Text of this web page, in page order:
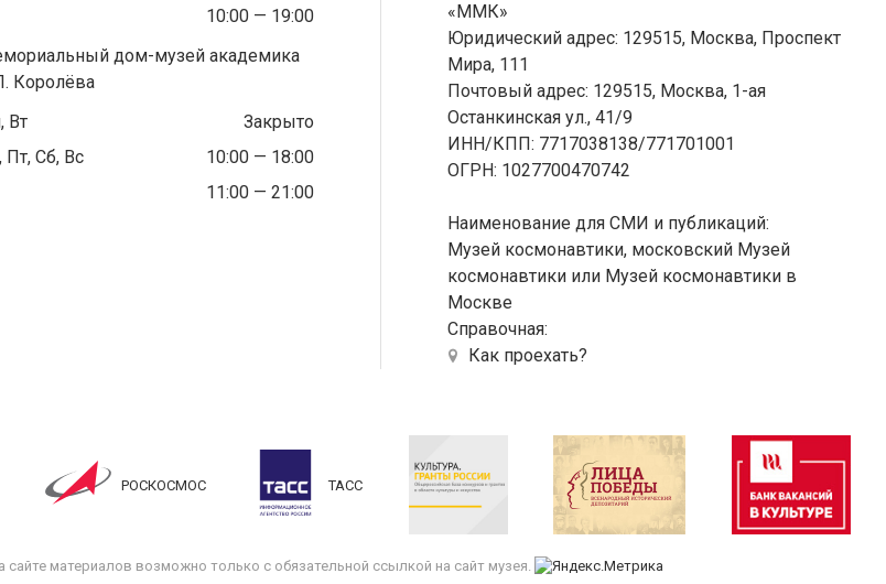
10:00 — 19:00
дом-музей академика
Королёва
Вт
Закрыто
Пт, Сб, Вс
10:00 — 18:00
11:00 — 21:00
«ММК»
Юридический адрес: 129515, Москва, Проспект
Мира, 111
Почтовый адрес: 129515, Москва, 1-ая
Останкинская ул., 41/9
ИНН/КПП: 7717038138/771701001
ОГРН: 1027700470742
Наименование для СМИ и публикаций:
Музей космонавтики, московский Музей
космонавтики или Музей космонавтики в
Москве
Справочная:
Как проехать?
РОСКОСМОС ТАСС
материалов возможно только с обязательной ссылкой на сайт музея.